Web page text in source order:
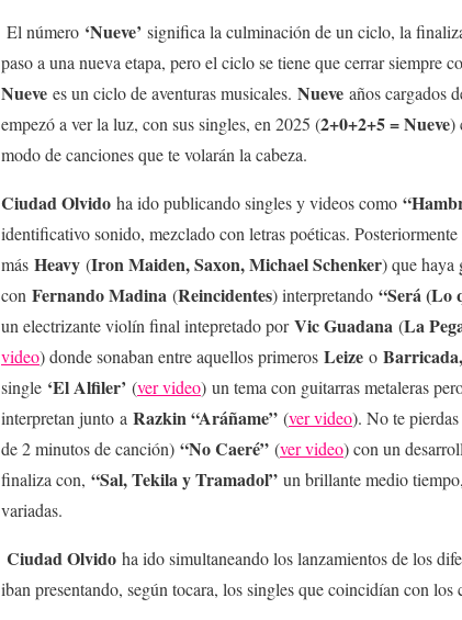
El número ‘Nueve’ significa la culminación de un ciclo, la
paso a una nueva etapa, pero el ciclo se tiene que cerrar siempre
Nueve es un ciclo de aventuras musicales. Nueve años cargados
empezó a ver la luz, con sus singles, en 2025 (2+0+2+5 = Nueve)
modo de canciones que te volarán la cabeza.
Ciudad Olvido ha ido publicando singles y videos como
identificativo sonido, mezclado con letras poéticas.
más Heavy (Iron Maiden, Saxon, Michael Schenker) que haya
con Fernando Madina (Reincidentes) interpretando “Será (Lo
un electrizante violín final intepretado porVic Guadana (La
video) donde sonaban entre aquellos primeros Leize o Barricada,
single ‘El Alfiler’ (ver video) un tema con guitarras metaleras
interpretan junto a Razkin “Aráñame” (ver video). No te
de 2 minutos de canción) “No Caeré” (ver video) con un
finaliza con, “Sal, Tekila y Tramadol” un brillante medio
variadas.
Ciudad Olvido ha ido simultaneando los lanzamientos de los
iban presentando, según tocara, los singles que coincidían con los